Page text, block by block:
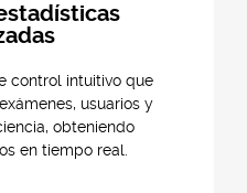
control intuitivo que
usuarios y
obteniendo
en tiempo real.